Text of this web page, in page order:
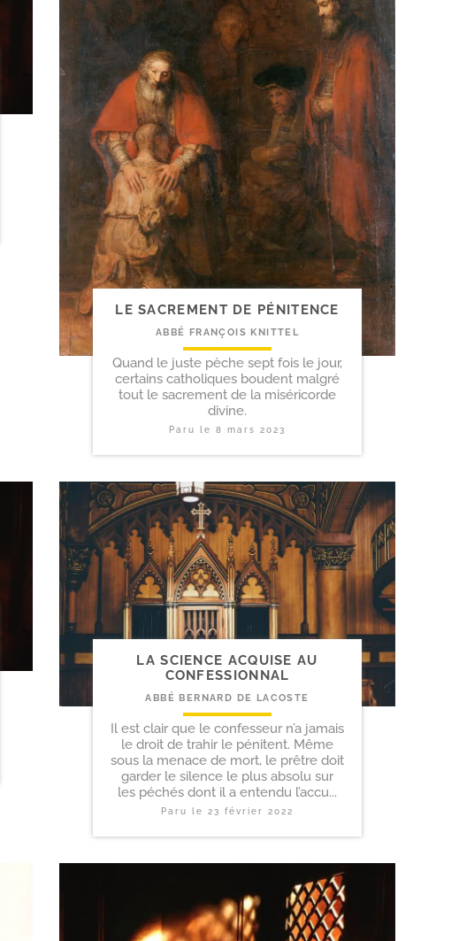
LE SACREMENT DE PÉNITENCE
ABBÉ FRANÇOIS KNITTEL
Quand le juste pèche sept fois le jour,
certains catholiques boudent malgré
tout le sacrement de la miséricorde
divine.
Paru le 8 mars 2023
LA SCIENCE ACQUISE AU
CONFESSIONNAL
ABBÉ BERNARD DE LACOSTE
Il est clair que le confesseur n’a jamais
le droit de trahir le pénitent. Même
sous la menace de mort, le prêtre doit
garder le silence le plus absolu sur
les péchés dont il a entendu l’accu...
Paru le 23 février 2022